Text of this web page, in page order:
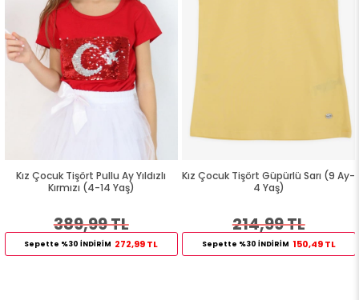
Kız Çocuk Tişört Pullu Ay Yıldızlı
Kırmızı (4-14 Yaş)
389,99 TL
Sepette %30 İNDİRİM 272,99 TL
Kız Çocuk Tişört Güpürlü Sarı (9 Ay-
4 Yaş)
214,99 TL
Sepette %30 İNDİRİM 150,49 TL